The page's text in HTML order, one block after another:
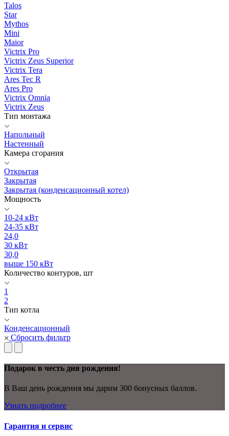
Talos
Star
Mythos
Mini
Maior
Victrix Pro
Victrix Zeus Superior
Victrix Tera
Ares Tec R
Ares Pro
Victrix Omnia
Victrix Zeus
Тип монтажа
Напольный
Настенный
Камера сгорания
Открытая
Закрытая
Закрытая (конденсационный котел)
Мощность
10-24 кВт
24-35 кВт
24,0
30 кВт
30,0
выше 150 кВт
Количество контуров, шт
1
2
Тип котла
Конденсационный
Сбросить фильтр
Подарок в честь дня рождения!
В Ваш день рождения мы дарим 300 бонусных баллов.
Узнать подробнее
Гарантия и сервис